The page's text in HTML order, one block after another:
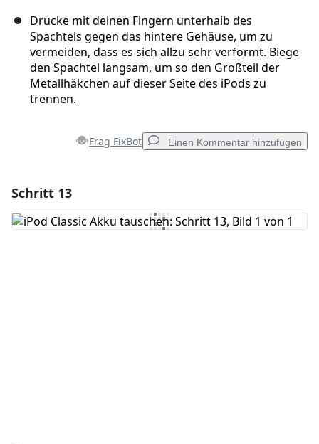
Drücke mit deinen Fingern unterhalb des
Spachtels gegen das hintere Gehäuse, um zu
vermeiden, dass es sich allzu sehr verformt. Biege
den Spachtel langsam, um so den Großteil der
Metallhäkchen auf dieser Seite des iPods zu
trennen.
Frag FixBot Einen Kommentar hinzufügen
Kommentar hinzufügen
Schritt 13